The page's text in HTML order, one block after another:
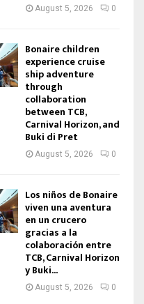
August 5, 2026 0
Bonaire children
experience cruise
ship adventure
through
collaboration
between TCB,
Carnival Horizon, and
Buki di Pret
August 5, 2026 0
Los niños de Bonaire
viven una aventura
en un crucero
gracias a la
colaboración entre
TCB, Carnival Horizon
y Buki...
August 5, 2026 0